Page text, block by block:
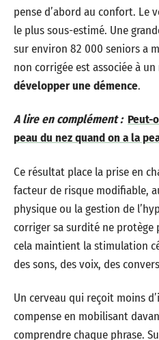
pense d’abord au confort.
le plus sous-estimé. Une
sur environ 82 000 seniors a
non corrigée est associée à un
développer une démence.
A lire en complément : Peut-
peau du nez quand on a la
Ce résultat place la prise en
facteur de risque modifiable,
physique ou la gestion de
corriger sa surdité ne protège
cela maintient la stimulation
des sons, des voix, des
Un cerveau qui reçoit moins
compense en mobilisant
comprendre chaque phrase.